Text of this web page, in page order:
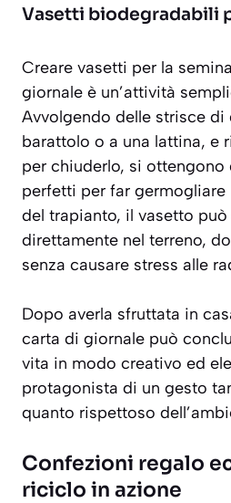
Vasetti biodegradabili
Creare vasetti per la
giornale è un’attività
Avvolgendo delle strisce di
barattolo o a una lattina, e
per chiuderlo, si
perfetti per far
del trapianto, il vasetto
direttamente nel terreno,
senza causare stress alle
Dopo averla sfruttata in
carta di giornale può
vita in modo creativo ed
protagonista di un gesto
quanto rispettoso
Confezioni regalo
riciclo in azione